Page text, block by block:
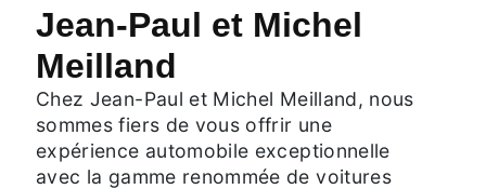
Jean-Paul et Michel
Meilland
Chez Jean-Paul et Michel Meilland, nous
sommes fiers de vous offrir une
expérience automobile exceptionnelle
avec la gamme renommée de voitures